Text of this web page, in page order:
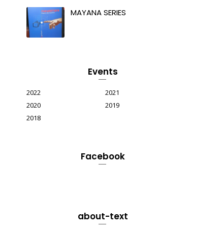
MAYANA SERIES
Events
2022
2021
2020
2019
2018
Facebook
about-text